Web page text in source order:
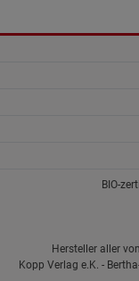
BIO-
Hersteller aller
Kopp Verlag e.K. -